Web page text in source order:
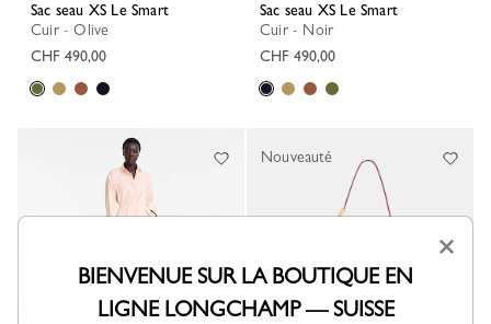
Sac seau XS Le Smart
Cuir - Olive
CHF 490,00
Sac seau XS Le Smart
Cuir - Noir
CHF 490,00
Nouveauté
×
BIENVENUE SUR LA BOUTIQUE EN
LIGNE LONGCHAMP — SUISSE